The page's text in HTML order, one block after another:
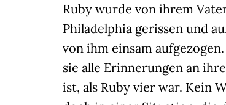
Ruby wurde von ihrem
Philadelphia gerissen und
von ihm einsam
sie alle Erinnerungen an
ist, als Ruby vier war. Kein